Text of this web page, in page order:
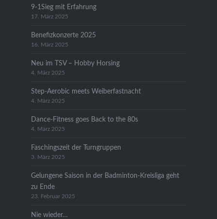
9-1Sieg mit Erfahrung
17. März 2025
Benefizkonzerte 2025
16. März 2025
Neu im TSV – Hobby Horsing
4. März 2025
Step-Aerobic meets Weiberfastnacht
4. März 2025
Dance-Fitness goes Back to the 80s
4. März 2025
Faschingszeit der Turngruppen
3. März 2025
Gelungene Saison in der Badminton-Kreisliga geht
zu Ende
23. Februar 2025
Nie wieder…